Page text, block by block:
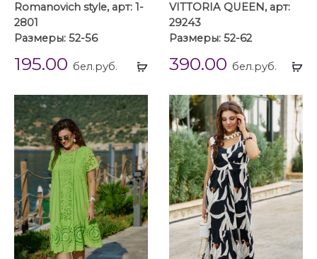
Выбрать
Romanovich style, арт: 1-
2801
Размеры: 52-56
195.00 бел.руб.
VITTORIA QUEEN, арт:
29243
Размеры: 52-62
390.00 бел.руб.